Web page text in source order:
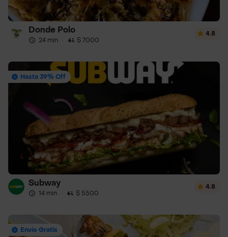
Donde Polo
24 min · $ 7000
4.8
Hasta 39% Off
Subway
14 min · $ 5500
4.8
Envío Gratis